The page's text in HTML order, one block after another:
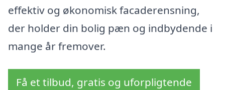
effektiv og økonomisk facaderensning,
der holder din bolig pæn og indbydende i
mange år fremover.
Få et tilbud, gratis og uforpligtende